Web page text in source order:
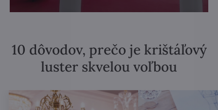
10 dôvodov, prečo je krištáľový
luster skvelou voľbou